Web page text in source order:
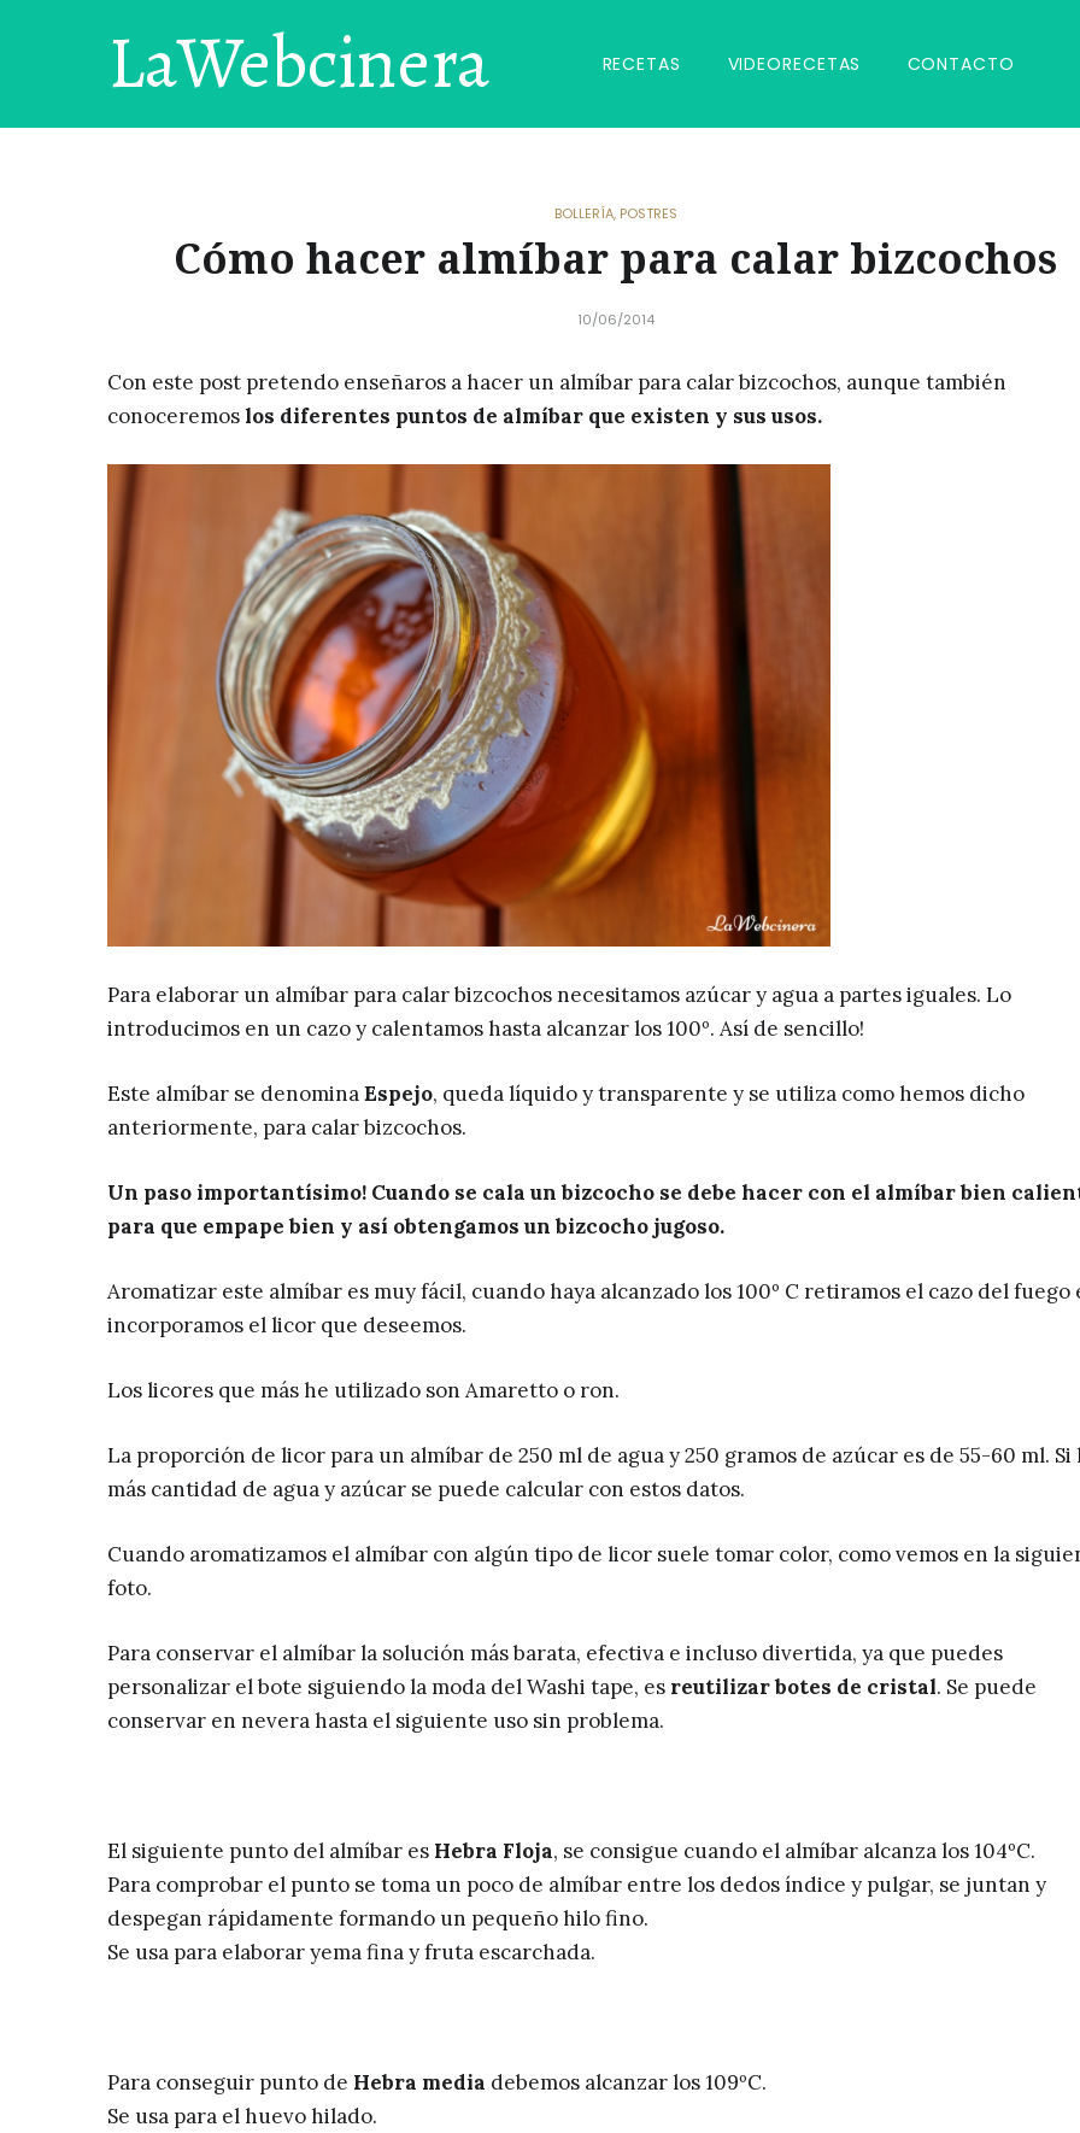
LaWebcinera RECETAS VIDEORECETAS CONTACTO
BOLLERÍA, POSTRES
Cómo hacer almíbar para calar bizcochos
10/06/2014
Con este post pretendo enseñaros a hacer un almíbar para calar bizcochos, aunque también
conoceremoslos diferentes puntos de almíbar que existen y sus usos.
Para elaborar un almíbar para calar bizcochos necesitamos azúcar y agua a partes iguales. Lo
introducimos en un cazo y calentamos hasta alcanzar los 100º. Así de sencillo!
Este almíbar se denominaEspejo, queda líquido y transparente y se utiliza como hemos dicho
anteriormente, para calar bizcochos.
Un paso importantísimo! Cuando se cala un bizcocho se debe hacer con el almíbar bien
para que empape bien y así obtengamos un bizcocho jugoso.
Aromatizar este almíbar es muy fácil, cuando haya alcanzado los 100º C retiramos el cazo del fuego
incorporamos el licor que deseemos.
Los licores que más he utilizado son Amaretto o ron.
La proporción de licor para un almíbar de 250 ml de agua y 250 gramos de azúcar es de 55-60 ml. Si
más cantidad de agua y azúcar se puede calcular con estos datos.
Cuando aromatizamos el almíbar con algún tipo de licor suele tomar color, como vemos en la
foto.
Para conservar el almíbar la solución más barata, efectiva e incluso divertida, ya que puedes
personalizar el bote siguiendo la moda del Washi tape, es reutilizar botes de cristal. Se puede
conservar en nevera hasta el siguiente uso sin problema.
El siguiente punto del almíbar es Hebra Floja, se consigue cuando el almíbar alcanza los 104ºC.
Para comprobar el punto se toma un poco de almíbar entre los dedos índice y pulgar, se juntan y
despegan rápidamente formando un pequeño hilo fino.
Se usa para elaborar yema fina y fruta escarchada.
Para conseguir punto de Hebra media debemos alcanzar los 109ºC.
Se usa para el huevo hilado.